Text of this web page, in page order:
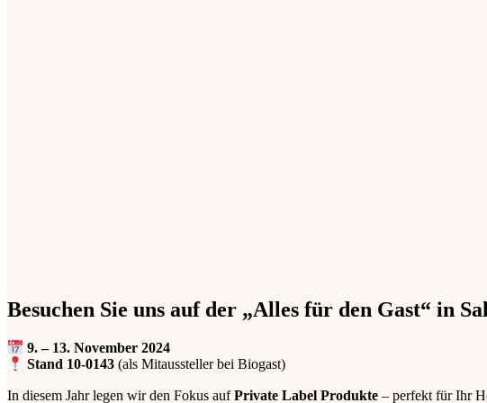
Besuchen Sie uns auf der „Alles für den Gast“ in
9. – 13. November 2024
Stand 10-0143 (als Mitaussteller bei Biogast)
In diesem Jahr legen wir den Fokus aufPrivate Label Produkte – perfekt für Ihr